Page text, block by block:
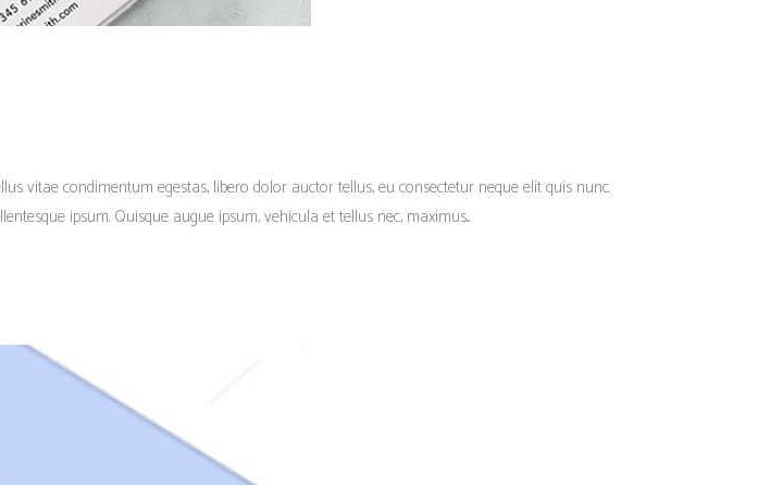
vitae condimentum egestas, libero dolor auctor tellus, eu consectetur neque elit quis nunc.
ipsum. Quisque augue ipsum, vehicula et tellus nec, maximus...